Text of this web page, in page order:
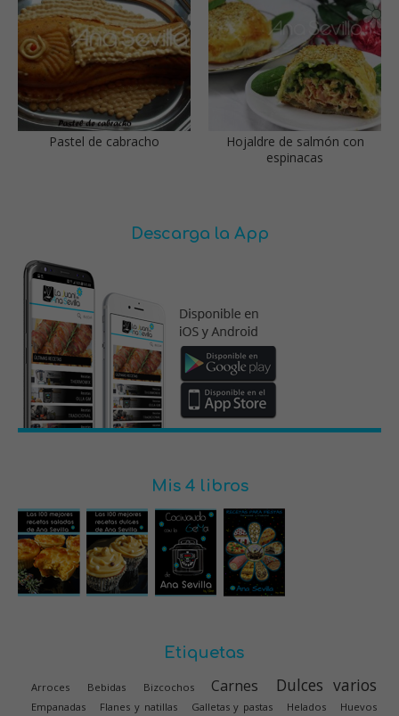
Pastel de cabracho
Hojaldre de salmón con
espinacas
Descarga la App
Mis 4 libros
Etiquetas
Arroces Bebidas Bizcochos Carnes Dulces varios
Empanadas Flanes y natillas Galletas y pastas Helados Huevos